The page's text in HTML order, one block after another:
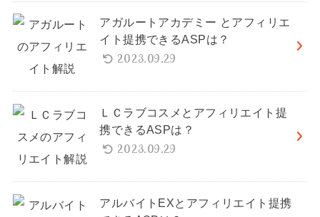
アガルートアカデミー とアフィリエ
イト提携できるASPは？
2023.09.29
ＬＣラブコスメとアフィリエイト提
携できるASPは？
2023.09.29
アルバイトEXとアフィリエイト提携